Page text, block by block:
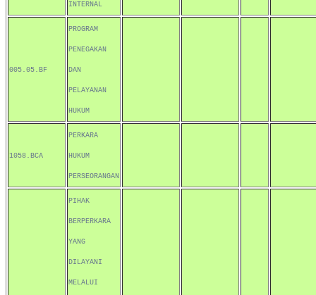
INTERNAL
005.05.BF
PROGRAM
PENEGAKAN
DAN
PELAYANAN
HUKUM
1058.BCA
PERKARA
HUKUM
PERSEORANGAN
PIHAK
BERPERKARA
YANG
DILAYANI
MELALUI